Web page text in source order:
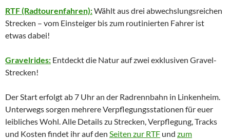
RTF (Radtourenfahren):Wählt aus drei abwechslungsreichen
Strecken – vom Einsteiger bis zum routinierten Fahrer ist
etwas dabei!
Gravelrides: Entdeckt die Natur auf zwei exklusiven Gravel-
Strecken!
Der Start erfolgt ab 7 Uhr an der Radrennbahn in Linkenheim.
Unterwegs sorgen mehrere Verpflegungsstationen für euer
leibliches Wohl. Alle Details zu Strecken, Verpflegung, Tracks
und Kosten findet ihr auf den Seiten zur RTF und zum